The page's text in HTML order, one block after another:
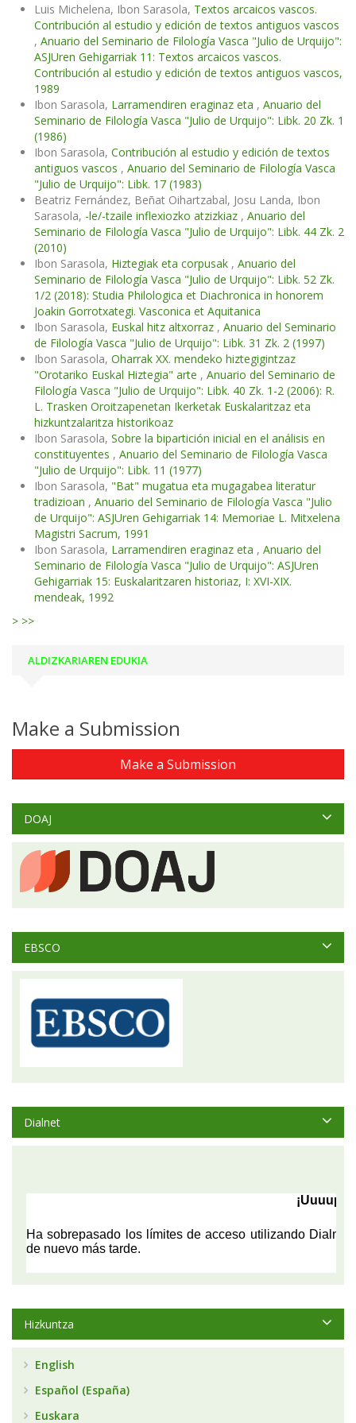
Luis Michelena, Ibon Sarasola, Textos arcaicos vascos.
Contribución al estudio y edición de textos antiguos vascos
, Anuario del Seminario de Filología Vasca "Julio de Urquijo":
ASJUren Gehigarriak 11: Textos arcaicos vascos.
Contribución al estudio y edición de textos antiguos vascos,
1989
Ibon Sarasola, Larramendiren eraginaz eta , Anuario del
Seminario de Filología Vasca "Julio de Urquijo": Libk. 20 Zk. 1
(1986)
Ibon Sarasola, Contribución al estudio y edición de textos
antiguos vascos , Anuario del Seminario de Filología Vasca
"Julio de Urquijo": Libk. 17 (1983)
Beatriz Fernández, Beñat Oihartzabal, Josu Landa, Ibon
Sarasola, -le/-tzaile inflexiozko atzizkiaz , Anuario del
Seminario de Filología Vasca "Julio de Urquijo": Libk. 44 Zk. 2
(2010)
Ibon Sarasola, Hiztegiak eta corpusak , Anuario del
Seminario de Filología Vasca "Julio de Urquijo": Libk. 52 Zk.
1/2 (2018): Studia Philologica et Diachronica in honorem
Joakin Gorrotxategi. Vasconica et Aquitanica
Ibon Sarasola, Euskal hitz altxorraz , Anuario del Seminario
de Filología Vasca "Julio de Urquijo": Libk. 31 Zk. 2 (1997)
Ibon Sarasola, Oharrak XX. mendeko hiztegigintzaz
"Orotariko Euskal Hiztegia" arte , Anuario del Seminario de
Filología Vasca "Julio de Urquijo": Libk. 40 Zk. 1-2 (2006): R.
L. Trasken Oroitzapenetan Ikerketak Euskalaritzaz eta
hizkuntzalaritza historikoaz
Ibon Sarasola, Sobre la bipartición inicial en el análisis en
constituyentes , Anuario del Seminario de Filología Vasca
"Julio de Urquijo": Libk. 11 (1977)
Ibon Sarasola, "Bat" mugatua eta mugagabea literatur
tradizioan , Anuario del Seminario de Filología Vasca "Julio
de Urquijo": ASJUren Gehigarriak 14: Memoriae L. Mitxelena
Magistri Sacrum, 1991
Ibon Sarasola, Larramendiren eraginaz eta , Anuario del
Seminario de Filología Vasca "Julio de Urquijo": ASJUren
Gehigarriak 15: Euskalaritzaren historiaz, I: XVI-XIX.
mendeak, 1992
> >>
ALDIZKARIAREN EDUKIA
Make a Submission
Make a Submission
DOAJ
EBSCO
Dialnet
Hizkuntza
English
Español (España)
Euskara